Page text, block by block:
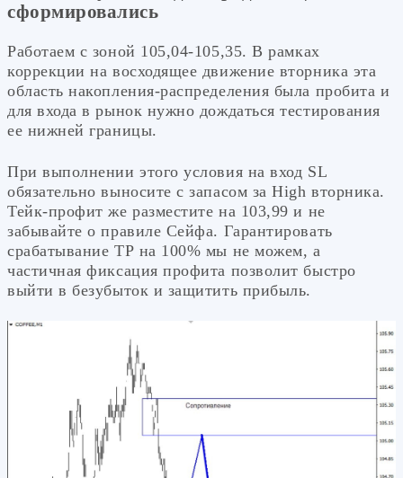
сформировались
Работаем с зоной 105,04-105,35. В рамках
коррекции на восходящее движение вторника эта
область накопления-распределения была пробита и
для входа в рынок нужно дождаться тестирования
ее нижней границы.
При выполнении этого условия на вход SL
обязательно выносите с запасом за High вторника.
Тейк-профит же разместите на 103,99 и не
забывайте о правиле Сейфа. Гарантировать
срабатывание ТР на 100% мы не можем, а
частичная фиксация профита позволит быстро
выйти в безубыток и защитить прибыль.